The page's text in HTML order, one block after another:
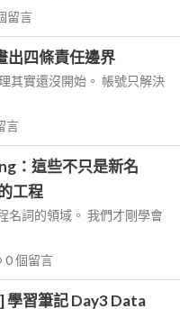
留言
出四條責任邊界
其實還沒開始。 帳號只解決
言
：這些不只是新名
工程
名詞的領域。 我們才剛學會
0個留言
學習筆記 Day3 Data